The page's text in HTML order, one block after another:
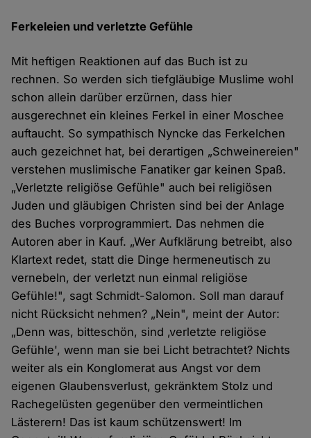
Ferkeleien und verletzte Gefühle
Mit heftigen Reaktionen auf das Buch ist zu
rechnen. So werden sich tiefgläubige Muslime wohl
schon allein darüber erzürnen, dass hier
ausgerechnet ein kleines Ferkel in einer Moschee
auftaucht. So sympathisch Nyncke das Ferkelchen
auch gezeichnet hat, bei derartigen „Schweinereien"
verstehen muslimische Fanatiker gar keinen Spaß.
„Verletzte religiöse Gefühle" auch bei religiösen
Juden und gläubigen Christen sind bei der Anlage
des Buches vorprogrammiert. Das nehmen die
Autoren aber in Kauf. „Wer Aufklärung betreibt, also
Klartext redet, statt die Dinge hermeneutisch zu
vernebeln, der verletzt nun einmal religiöse
Gefühle!", sagt Schmidt-Salomon. Soll man darauf
nicht Rücksicht nehmen? „Nein", meint der Autor:
„Denn was, bitteschön, sind ‚verletzte religiöse
Gefühle', wenn man sie bei Licht betrachtet? Nichts
weiter als ein Konglomerat aus Angst vor dem
eigenen Glaubensverlust, gekränktem Stolz und
Rachegelüsten gegenüber den vermeintlichen
Lästerern! Das ist kaum schützenswert! Im